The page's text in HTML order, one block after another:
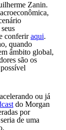
Zanin.
conferiraqui.
quando
âmbito global,
são os
ou já
do Morgan
por
de uma